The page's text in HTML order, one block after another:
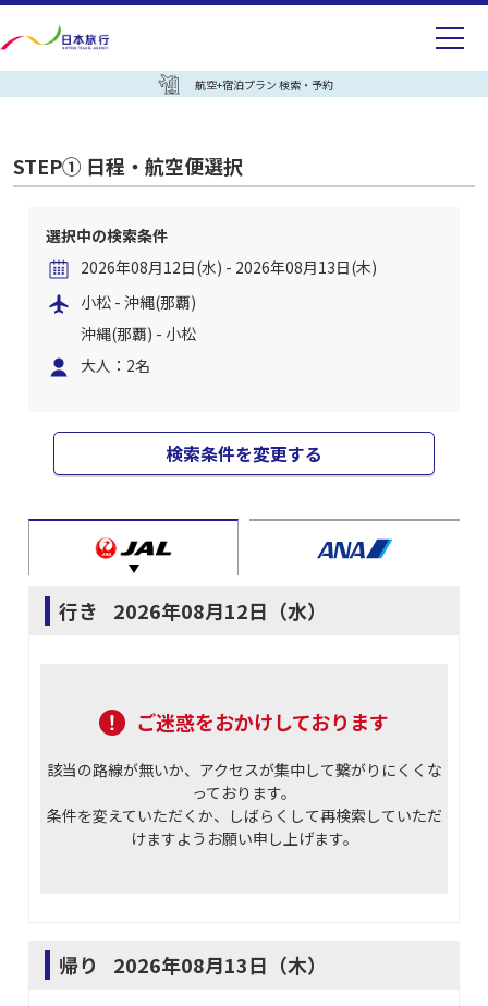
航空+宿泊プラン 検索・予約
STEP① 日程・航空便選択
選択中の検索条件
2026年08月12日(水) - 2026年08月13日(木)
小松 - 沖縄(那覇)
沖縄(那覇) - 小松
大人：2名
検索条件を変更する
行き 2026年08月12日（水）
ご迷惑をおかけしております
該当の路線が無いか、アクセスが集中して繋がりにくくな
っております。
条件を変えていただくか、しばらくして再検索していただ
けますようお願い申し上げます。
帰り 2026年08月13日（木）